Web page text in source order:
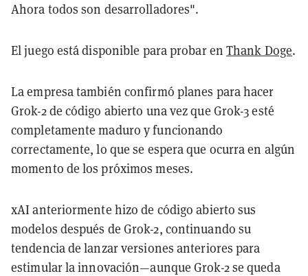
Ahora todos son desarrolladores".
El juego está disponible para probar enThank Doge.
La empresa también confirmó planes para hacer
Grok-2 de código abierto una vez que Grok-3 esté
completamente maduro y funcionando
correctamente, lo que se espera que ocurra en algún
momento de los próximos meses.
xAI anteriormente hizo de código abierto sus
modelos después de Grok-2, continuando su
tendencia de lanzar versiones anteriores para
estimular la innovación—aunque Grok-2 se queda